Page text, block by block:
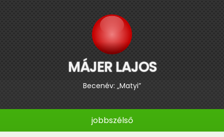
MÁJER LAJOS
Becenév: „Matyi”
jobbszélső